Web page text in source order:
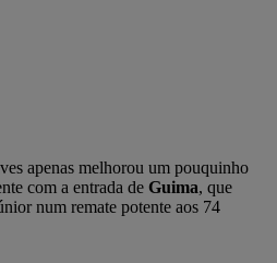
apenas melhorou um pouquinho
com a entrada de Guima, que
num remate potente aos 74